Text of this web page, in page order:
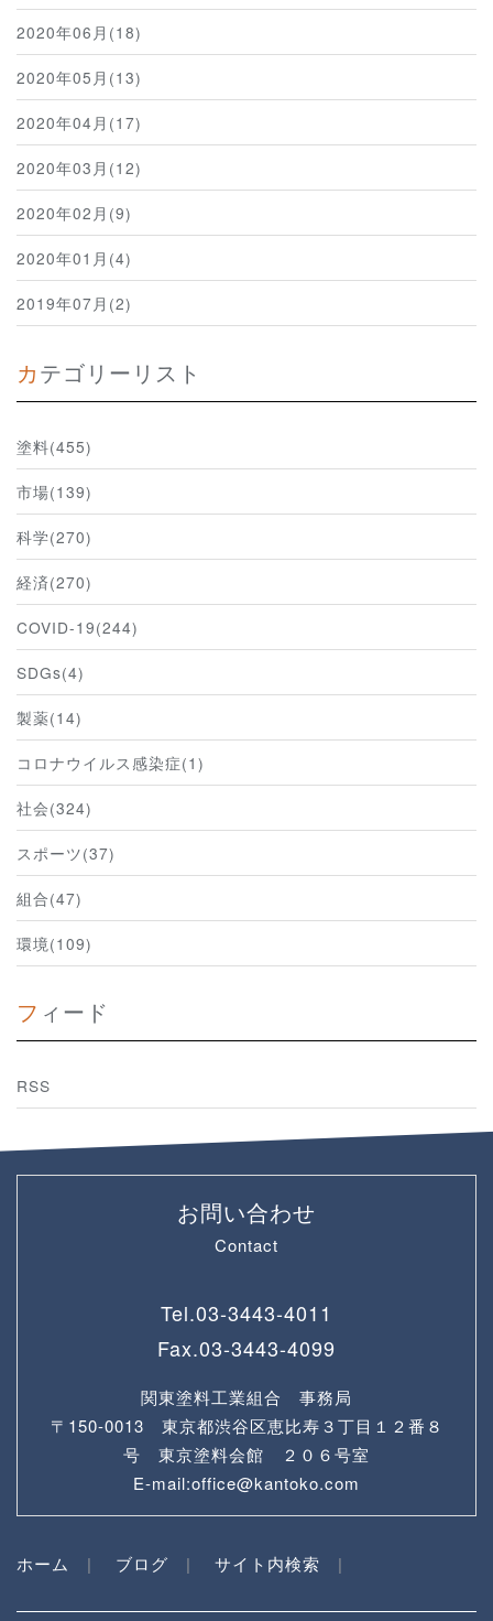
2020年06月(18)
2020年05月(13)
2020年04月(17)
2020年03月(12)
2020年02月(9)
2020年01月(4)
2019年07月(2)
カテゴリーリスト
塗料(455)
市場(139)
科学(270)
経済(270)
COVID-19(244)
SDGs(4)
製薬(14)
コロナウイルス感染症(1)
社会(324)
スポーツ(37)
組合(47)
環境(109)
フィード
RSS
お問い合わせ
Contact
Tel.03-3443-4011
Fax.03-3443-4099
関東塗料工業組合 事務局
〒150-0013 東京都渋谷区恵比寿３丁目１２番８
号 東京塗料会館 ２０６号室
E-mail:office@kantoko.com
ホーム ブログ サイト内検索